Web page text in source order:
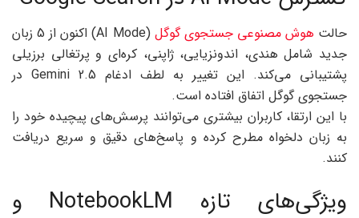
حالت هوش مصنوعی جستجوی گوگل
(AI Mode) اکنون از 5 زبان
جدید شامل هندی، اندونزیایی، ژاپنی، کره‌ای و پرتغالی برزیلی
پشتیبانی می‌کند. این تغییر به لطف ادغام Gemini 2.5 در
جستجوی گوگل اتفاق افتاده است.
با این ارتقا، کاربران بیشتری می‌توانند پرسش‌های پیچیده خود را
به زبان دلخواه مطرح کرده و پاسخ‌های دقیق و سریع دریافت
کنند.
ویژگی‌های تازه NotebookLM و